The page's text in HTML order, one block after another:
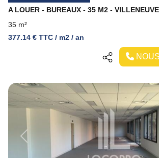
A LOUER - BUREAUX - 35 M2 -
35 m²
377.14 € TTC / m2 / an
Previous